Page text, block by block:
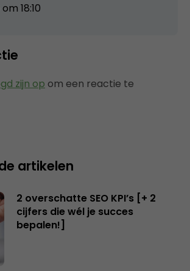
18:10
zijn op om een reactie te
artikelen
2 overschatte SEO KPI’s [+ 2
cijfers die wél je succes
bepalen!]